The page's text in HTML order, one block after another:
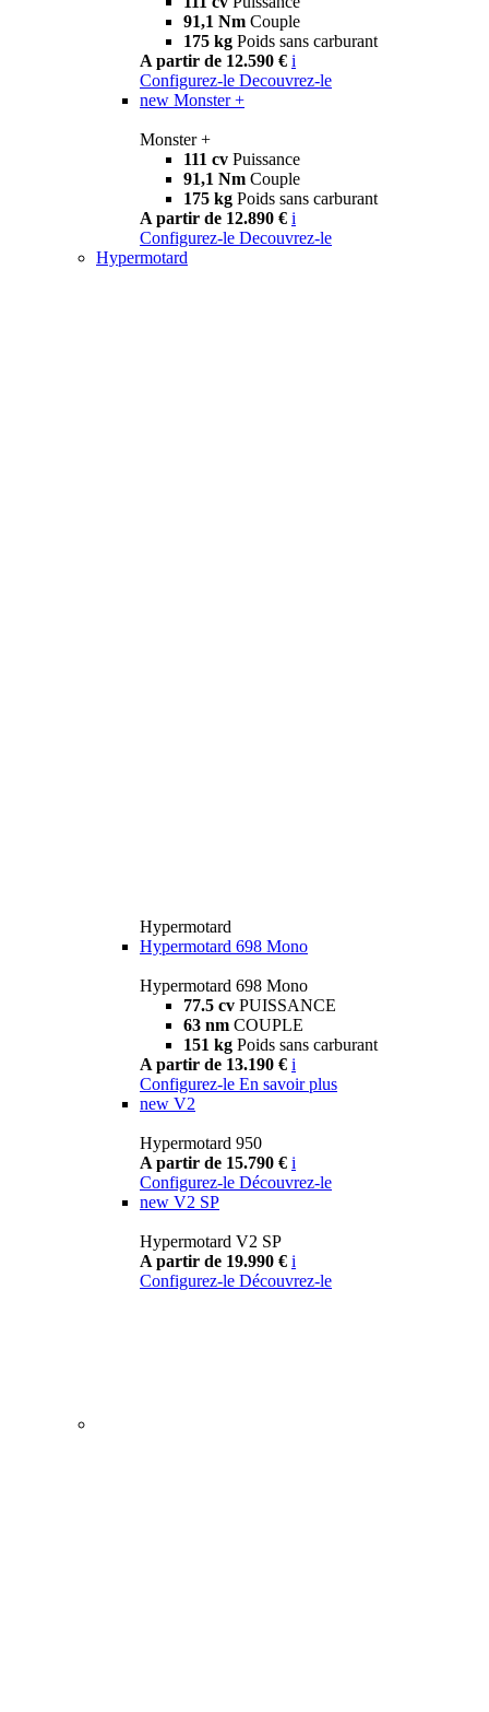
91,1 Nm Couple
175 kg Poids sans carburant
A partir de 12.590 € i
Configurez-le Decouvrez-le
new Monster +
Monster +
111 cv Puissance
91,1 Nm Couple
175 kg Poids sans carburant
A partir de 12.890 € i
Configurez-le Decouvrez-le
Hypermotard
Hypermotard
Hypermotard 698 Mono
Hypermotard 698 Mono
77.5 cv PUISSANCE
63 nm COUPLE
151 kg Poids sans carburant
A partir de 13.190 € i
Configurez-le En savoir plus
new V2
Hypermotard 950
A partir de 15.790 € i
Configurez-le Découvrez-le
new V2 SP
Hypermotard V2 SP
A partir de 19.990 € i
Configurez-le Découvrez-le